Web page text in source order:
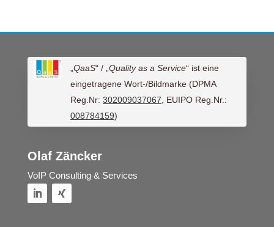
„QaaS“ / „Quality as a Service“ ist eine
eingetragene Wort-/Bildmarke (DPMA
Reg.Nr: 302009037067, EUIPO Reg.Nr.:
008784159)
Olaf Zäncker
VoIP Consulting & Services